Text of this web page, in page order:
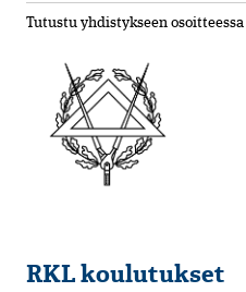
Tutustu yhdistykseen osoitteessa
RKL koulutukset